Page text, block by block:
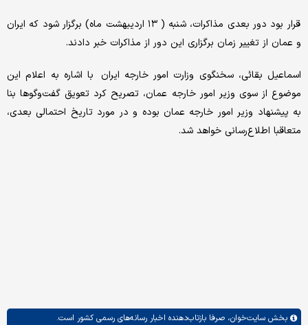
قرار بود دور بعدی مذاکرات، شنبه ( ۱۳ اردیبهشت ماه) برگزار شود که ایران
و عمان از تغییر زمان برگزاری این دور از مذاکرات خبر دادند.
اسماعیل بقائی، سخنگوی وزارت امور خارجه ایران با اشاره به اعلام این
موضوع از سوی وزیر امور خارجه عمان، تصریح کرد تعویق گفت‌وگوها بنا
به پیشنهاد وزیر امور خارجه عمان بوده و در مورد تاریخ احتمالی بعدی،
متعاقبا اطلاع‌رسانی خواهد شد.
بخش سایت‌خوان، صرفا بازتاب‌دهنده اخبار رسانه‌های رسمی کشور است.